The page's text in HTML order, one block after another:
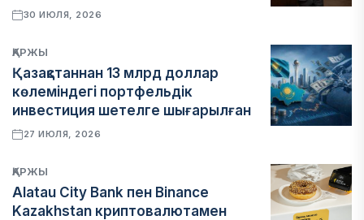
30 ИЮЛЯ, 2026
ҚАРЖЫ
Қазақстаннан 13 млрд доллар
көлеміндегі портфельдік
инвестиция шетелге шығарылған
27 ИЮЛЯ, 2026
ҚАРЖЫ
Alatau City Bank пен Binance
Kazakhstan криптовалютамен